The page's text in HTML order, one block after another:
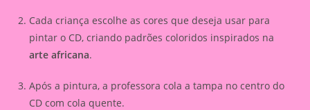
Cada criança escolhe as cores que deseja usar para
pintar o CD, criando padrões coloridos inspirados na
arte africana.
Após a pintura, a professora cola a tampa no centro do
CD com cola quente.